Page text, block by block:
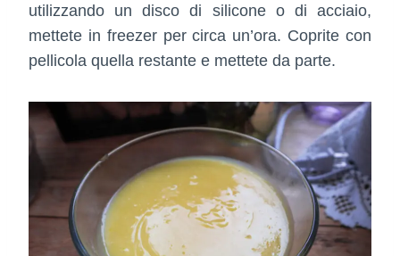
utilizzando un disco di silicone o di acciaio,
mettete in freezer per circa un’ora. Coprite con
pellicola quella restante e mettete da parte.